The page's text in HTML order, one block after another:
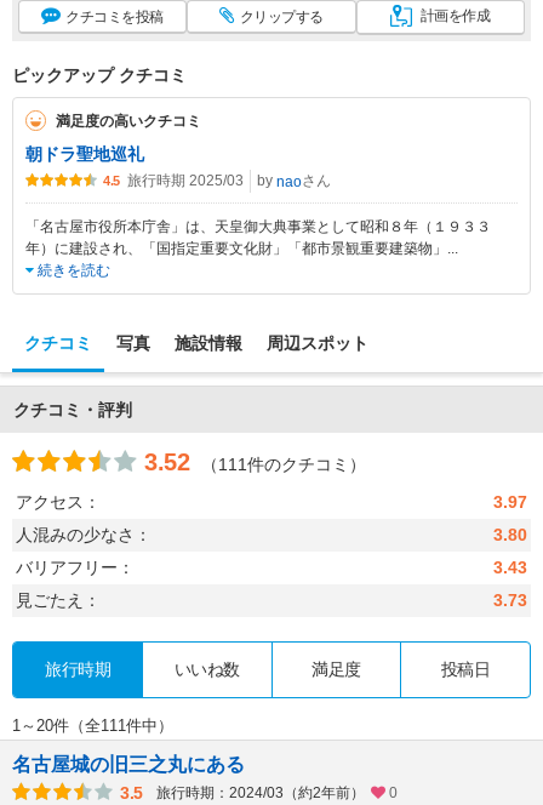
クチコミ を投稿 クリップする 計画を作成
ピックアップ クチコミ
満足度の高いクチコミ
朝ドラ聖地巡礼
4.5 旅行時期 2025/03 by naoさん
「名古屋市役所本庁舎」は、天皇御大典事業として昭和８年（１９３３
年）に建設され、「国指定重要文化財」「都市景観重要建築物」 ...
続きを読む
クチコミ 写真 施設情報 周辺スポット
クチコミ・評判
3.52
（111件のクチコミ）
アクセス：
3.97
人混みの少なさ：
3.80
バリアフリー：
3.43
見ごたえ：
3.73
旅行時期 いいね数 満足度 投稿日
1～20件（全111件中）
名古屋城の旧三之丸にある
3.5 旅行時期：2024/03（約2年前）
0